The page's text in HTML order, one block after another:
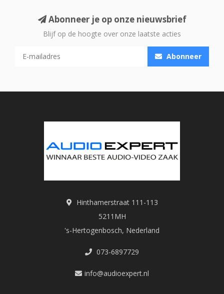
Abonneer je op onze nieuwsbrief
Blijf op de hoogte over onze laatste acties
Abonneer
Hinthamerstraat 111-113
5211MH
's-Hertogenbosch, Nederland
073-6897729
info@audioexpert.nl